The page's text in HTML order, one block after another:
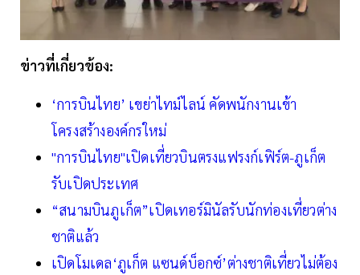
ข่าวที่เกี่ยวข้อง:
‘การบินไทย’ เขย่าไทม์ไลน์ คัดพนักงานเข้า
โครงสร้างองค์กรใหม่
"การบินไทย"เปิดเที่ยวบินตรงแฟรงก์เฟิร์ต-ภูเก็ต
รับเปิดประเทศ
“สนามบินภูเก็ต”เปิดเทอร์มินัลรับนักท่องเที่ยวต่าง
ชาติแล้ว
เปิดโมเดล‘ภูเก็ต แซนด์บ็อกซ์’ต่างชาติเที่ยวไม่ต้อง